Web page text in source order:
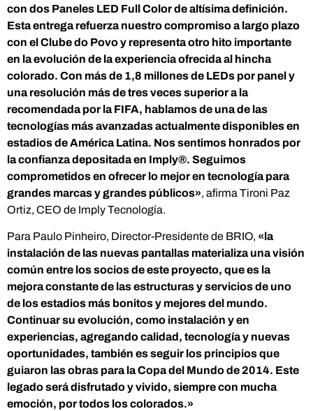
con dos Paneles LED Full Color de altísima definición.
Esta entrega refuerza nuestro compromiso a largo plazo
con el Clube do Povo y representa otro hito importante
en la evolución de la experiencia ofrecida al hincha
colorado. Con más de 1,8 millones de LEDs por panel y
una resolución más de tres veces superior a la
recomendada por la FIFA, hablamos de una de las
tecnologías más avanzadas actualmente disponibles en
estadios de América Latina. Nos sentimos honrados por
la confianza depositada en Imply®️. Seguimos
comprometidos en ofrecer lo mejor en tecnología para
grandes marcas y grandes públicos», afirma Tironi Paz
Ortiz, CEO de Imply Tecnología.
Para Paulo Pinheiro, Director-Presidente de BRIO, «la
instalación de las nuevas pantallas materializa una visión
común entre los socios de este proyecto, que es la
mejora constante de las estructuras y servicios de uno
de los estadios más bonitos y mejores del mundo.
Continuar su evolución, como instalación y en
experiencias, agregando calidad, tecnología y nuevas
oportunidades, también es seguir los principios que
guiaron las obras para la Copa del Mundo de 2014. Este
legado será disfrutado y vivido, siempre con mucha
emoción, por todos los colorados.»